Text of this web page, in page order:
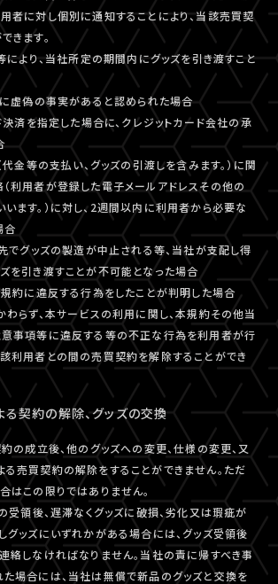
者に対し個別に通知することにより、当該売買契
きます。
より、当社所定の期間内にグッズを引き渡すこと
虚偽の事実があると認められた場合
済を指定した場合に、クレジットカード会社の承
金等の支払い、グッズの引渡しを含みます。）に関
利用者が登録した電子メールアドレスその他の
ます。）に対し、2週間以内に利用者から必要な
合
でグッズの製造が中止される等、当社が支配し得
を引き渡すことが不可能となった場合
約に違反する行為をしたことが判明した場合
らず、本サービスの利用に関し、本規約その他当
意事項等に違反する等の不正な行為を利用者が行
利用者との間の売買契約を解除することができ
契約の解除、グッズの交換
の成立後、他のグッズへの変更、仕様の変更、又
売買契約の解除をすることができません。ただ
はこの限りではありません。
受領後、遅滞なくグッズに破損、劣化又は瑕疵が
グッズにいずれかがある場合には、グッズ受領後
絡しなければなりません。当社の責に帰すべき事
場合には、当社は無償で新品のグッズと交換を